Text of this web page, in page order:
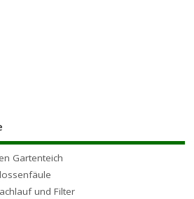
Gartenteich
und Filter